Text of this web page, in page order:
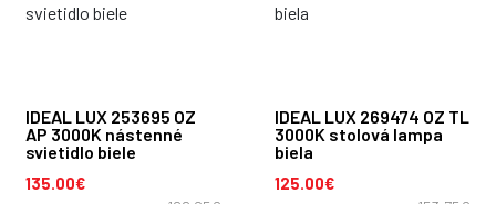
IDEAL LUX 253695 OZ
AP 3000K nástenné
svietidlo biele
135.00€
IDEAL LUX 269474 OZ TL
3000K stolová lampa
biela
125.00€